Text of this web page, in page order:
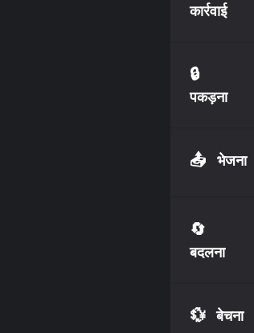
कार्रवाई
🔒
पकड़ना
📤 भेजना
🔄
बदलना
💱 बेचना